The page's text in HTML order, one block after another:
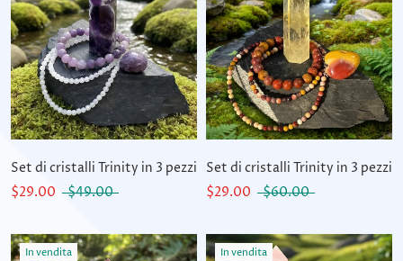
Set di cristalli Trinity in 3 pezzi
$29.00
$49.00
Set di cristalli Trinity in 3 pezzi
$29.00
$60.00
In vendita In vendita